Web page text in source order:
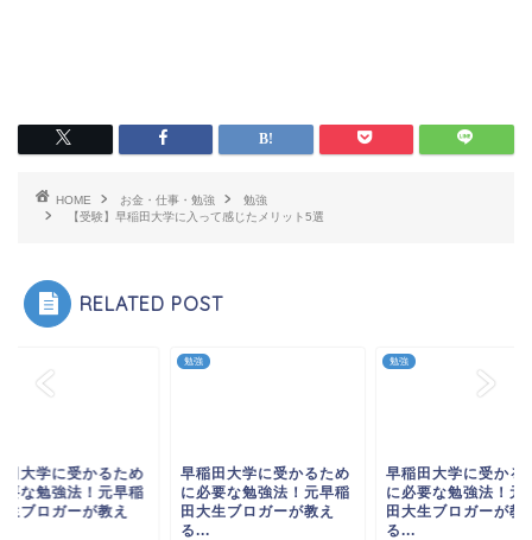
HOME お金・仕事・勉強
勉強
【受験】早稲田大学に入って感じたメリット5選
RELATED POST
田大学に受かるため
要な勉強法！元早稲
生ブロガーが教え
勉強
早稲田大学に受かるため
に必要な勉強法！元早稲
田大生ブロガーが教え
る...
勉強
早稲田大学に受かる
に必要な勉強法！元
田大生ブロガーが教
る...